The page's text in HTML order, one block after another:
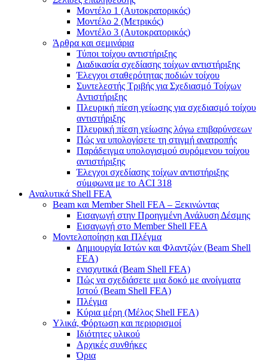
Μοντέλο 1 (Αυτοκρατορικός)
Μοντέλο 2 (Μετρικός)
Μοντέλο 3 (Αυτοκρατορικός)
Άρθρα και σεμινάρια
Τύποι τοίχου αντιστήριξης
Διαδικασία σχεδίασης τοίχων αντιστήριξης
Έλεγχοι σταθερότητας ποδιών τοίχου
Συντελεστής Τριβής για Σχεδιασμό Τοίχων
Αντιστήριξης
Πλευρική πίεση γείωσης για σχεδιασμό τοίχου
αντιστήριξης
Πλευρική πίεση γείωσης λόγω επιβαρύνσεων
Πώς να υπολογίσετε τη στιγμή ανατροπής
Παράδειγμα υπολογισμού συρόμενου τοίχου
αντιστήριξης
Έλεγχοι σχεδίασης τοίχων αντιστήριξης
σύμφωνα με το ACI 318
Αναλυτικά Shell FEA
Beam και Member Shell FEA – Ξεκινώντας
Εισαγωγή στην Προηγμένη Ανάλυση Δέσμης
Εισαγωγή στο Member Shell FEA
Μοντελοποίηση και Πλέγμα
Δημιουργία Ιστών και Φλαντζών (Beam Shell
FEA)
ενισχυτικά (Beam Shell FEA)
Πώς να σχεδιάσετε μια δοκό με ανοίγματα
Ιστού (Beam Shell FEA)
Πλέγμα
Κύρια μέρη (Μέλος Shell FEA)
Υλικά, Φόρτωση και περιορισμοί
Ιδιότητες υλικού
Αρχικές συνθήκες
Όρια